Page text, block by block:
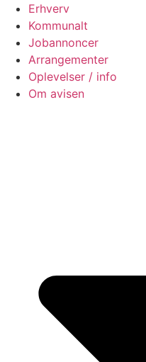
Erhverv
Kommunalt
Jobannoncer
Arrangementer
Oplevelser / info
Om avisen